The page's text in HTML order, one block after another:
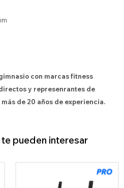
con marcas fitness
y represenrantes de
de 20 años de experiencia.
pueden interesar